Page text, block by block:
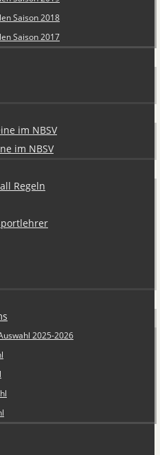
Saison 2018
Saison 2017
im NBSV
im NBSV
Regeln
2025-2026